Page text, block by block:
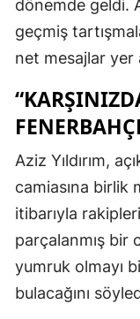
dönemde geldi.
geçmiş
net mesajlar yer
Aziz Yıldırım,
camiasına birlik
itibarıyla
parçalanmış bir
yumruk olmayı
bulacağını